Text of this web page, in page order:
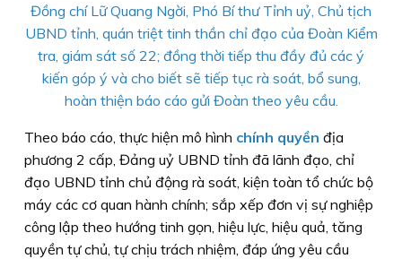
Đồng chí Lữ Quang Ngời, Phó Bí thư Tỉnh uỷ, Chủ tịch
UBND tỉnh, quán triệt tinh thần chỉ đạo của Đoàn Kiểm
tra, giám sát số 22; đồng thời tiếp thu đầy đủ các ý
kiến góp ý và cho biết sẽ tiếp tục rà soát, bổ sung,
hoàn thiện báo cáo gửi Đoàn theo yêu cầu.
Theo báo cáo, thực hiện mô hình chính quyền địa
phương 2 cấp, Đảng uỷ UBND tỉnh đã lãnh đạo, chỉ
đạo UBND tỉnh chủ động rà soát, kiện toàn tổ chức bộ
máy các cơ quan hành chính; sắp xếp đơn vị sự nghiệp
công lập theo hướng tinh gọn, hiệu lực, hiệu quả, tăng
quyền tự chủ, tự chịu trách nhiệm, đáp ứng yêu cầu